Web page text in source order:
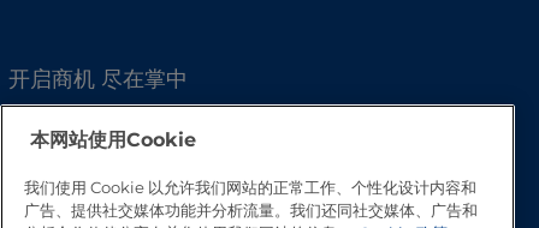
开启商机 尽在掌中
本网站使用Cookie
我们使用 Cookie 以允许我们网站的正常工作、个性化设计内容和
广告、提供社交媒体功能并分析流量。我们还同社交媒体、广告和